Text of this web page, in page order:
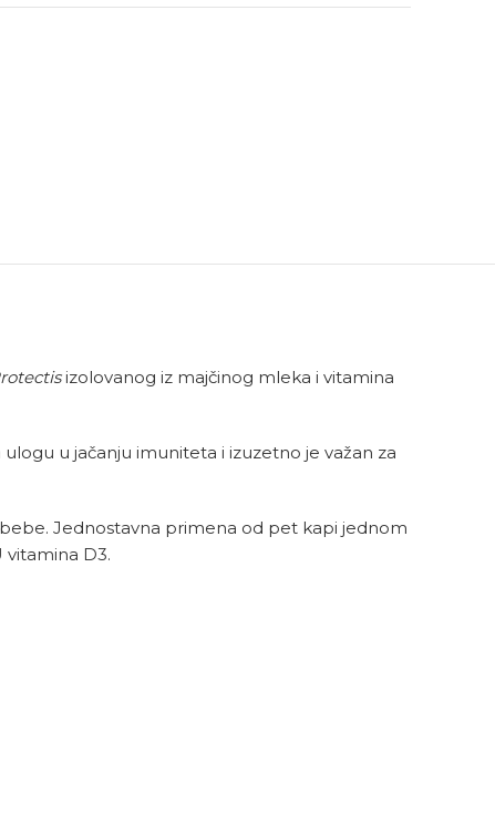
izolovanog iz majčinog mleka i vitamina
u jačanju imuniteta i izuzetno je važan za
Jednostavna primena od pet kapi jednom
vitamina D3.